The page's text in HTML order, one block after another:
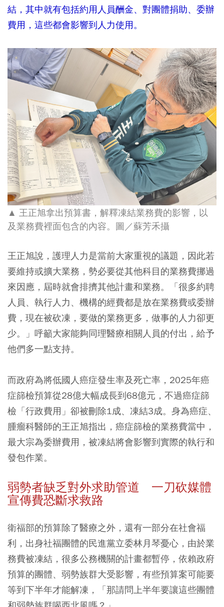
結，其中就有包括約用人員酬金、對團體捐助、委辦
費用，這些都會影響到人力使用。
▲ 王正旭拿出預算書，解釋凍結業務費的影響，以
及業務費裡面包含的內容。圖／蘇芳禾攝
王正旭說，護理人力是當前大家重視的議題，因此若
要維持或擴大業務，勢必要從其他科目的業務費挪過
來因應，屆時就會排擠其他計畫和業務。「很多約聘
人員、執行人力、機構的經費都是放在業務費或委辦
費，現在被砍凍，要做的業務更多，做事的人力卻更
少。」呼籲大家能夠同理醫療相關人員的付出，給予
他們多一點支持。
而政府為將低國人癌症發生率及死亡率，2025年癌
症篩檢預算從28億大幅成長到68億元，不過癌症篩
檢「行政費用」卻被刪除1成、凍結3成。身為癌症、
腫瘤科醫師的王正旭指出，癌症篩檢的業務費當中，
最大宗為委辦費用，被凍結將會影響到實際的執行和
發包作業。
弱勢者缺乏對外求助管道 一刀砍媒體
宣傳費恐斷求救路
衛福部的預算除了醫療之外，還有一部分在社會福
利，出身社福團體的民進黨立委林月琴憂心，由於業
務費被凍結，很多公務機關的計畫都暫停，依賴政府
預算的團體、弱勢族群大受影響，有些預算案可能要
等到下半年才能解凍，「那請問上半年要讓這些團體